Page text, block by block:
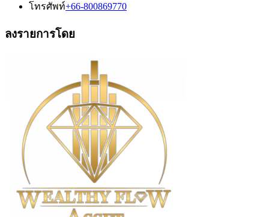
โทรศัพท์+66-800869770
ลงรายการโดย